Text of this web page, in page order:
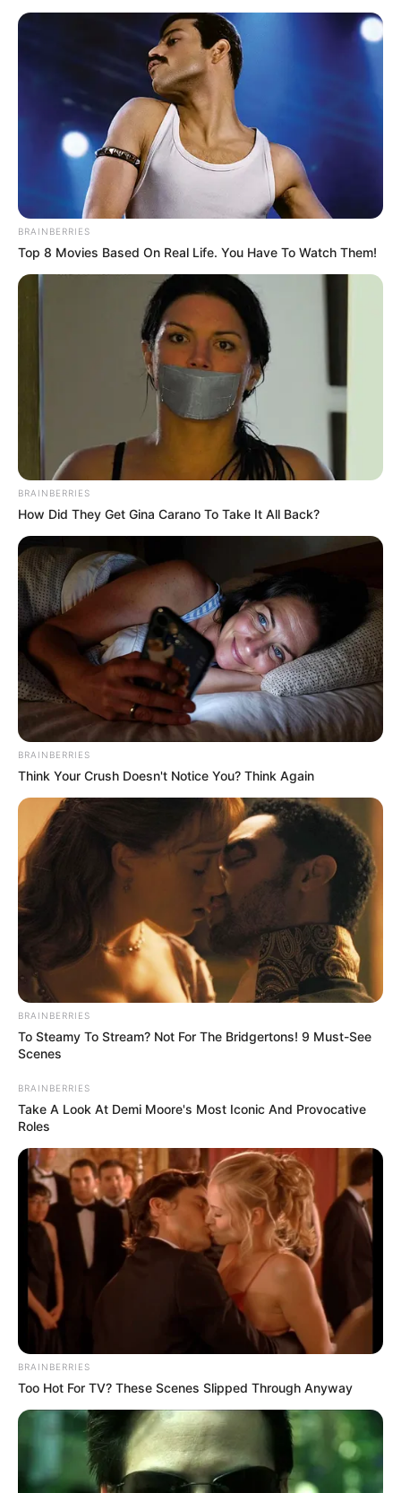
BRAINBERRIES
Top 8 Movies Based On Real Life. You Have To Watch Them!
BRAINBERRIES
How Did They Get Gina Carano To Take It All Back?
BRAINBERRIES
Think Your Crush Doesn't Notice You? Think Again
BRAINBERRIES
To Steamy To Stream? Not For The Bridgertons! 9 Must-See
Scenes
BRAINBERRIES
Take A Look At Demi Moore's Most Iconic And Provocative
Roles
BRAINBERRIES
Too Hot For TV? These Scenes Slipped Through Anyway